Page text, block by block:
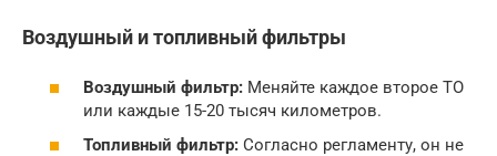
Воздушный и топливный фильтры
Воздушный фильтр: Меняйте каждое второе ТО
или каждые 15-20 тысяч километров.
Топливный фильтр: Согласно регламенту, он не